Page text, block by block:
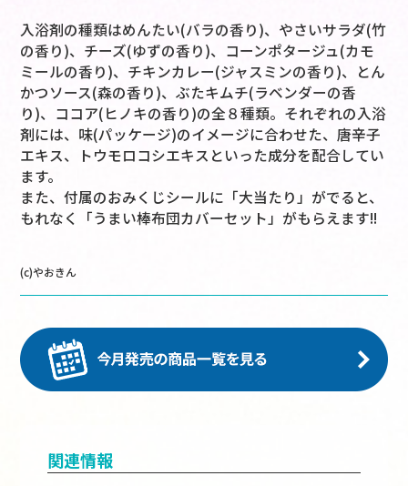
入浴剤の種類はめんたい(バラの香り)、やさいサラダ(竹
の香り)、チーズ(ゆずの香り)、コーンポタージュ(カモ
ミールの香り)、チキンカレー(ジャスミンの香り)、とん
かつソース(森の香り)、ぶたキムチ(ラベンダーの香
り)、ココア(ヒノキの香り)の全８種類。それぞれの入浴
剤には、味(パッケージ)のイメージに合わせた、唐辛子
エキス、トウモロコシエキスといった成分を配合してい
ます。
また、付属のおみくじシールに「大当たり」がでると、
もれなく「うまい棒布団カバーセット」がもらえます!!
(c)やおきん
関連情報